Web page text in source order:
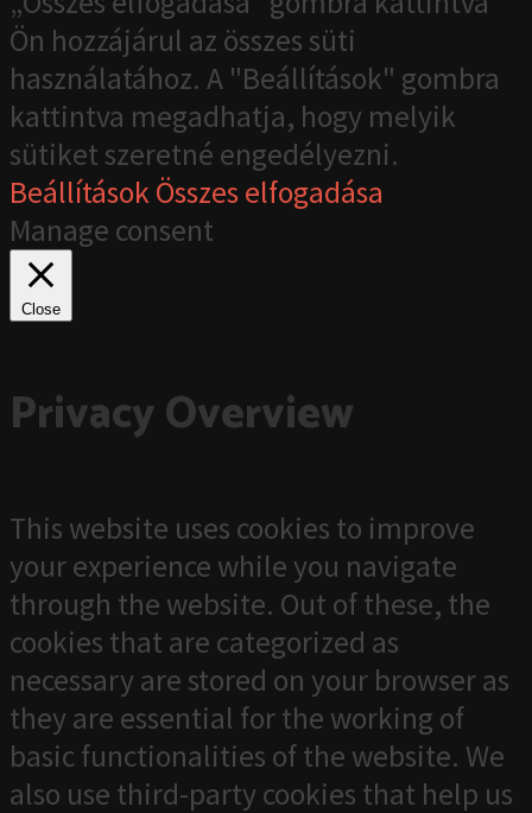
Ön hozzájárul az összes süti
használatához. A "Beállítások" gombra
kattintva megadhatja, hogy melyik
sütiket szeretné engedélyezni.
BeállításokÖsszes elfogadása
Manage consent
Close
Privacy Overview
This website uses cookies to improve
your experience while you navigate
through the website. Out of these, the
cookies that are categorized as
necessary are stored on your browser as
they are essential for the working of
basic functionalities of the website. We
also use third-party cookies that help us